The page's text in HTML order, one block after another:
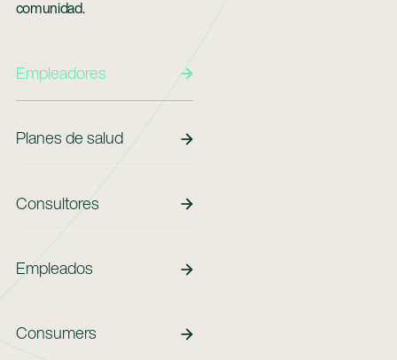
comunidad.
Empleadores
Planes de salud
Consultores
Empleados
Empleados
Consumers